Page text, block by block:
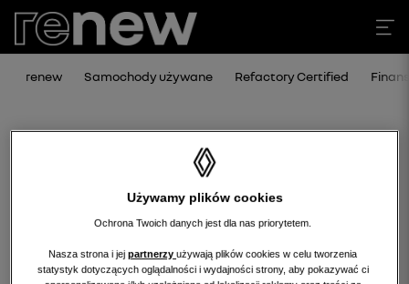
renew Samochody używane Refactory Certified
Używamy plików cookies
Ochrona Twoich danych jest dla nas priorytetem.
Nasza strona i jej partnerzy używają plików cookies w celu tworzenia
statystyk dotyczących oglądalności i wydajności strony, aby pokazywać ci